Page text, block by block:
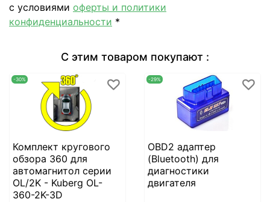
с условиями оферты и политики
конфиденциальности *
С этим товаром покупают :
-30%
Комплект кругового
обзора 360 для
автомагнитол серии
OL/2K - Kuberg OL-
360-2K-3D
-29%
OBD2 адаптер
(Bluetooth) для
диагностики
двигателя